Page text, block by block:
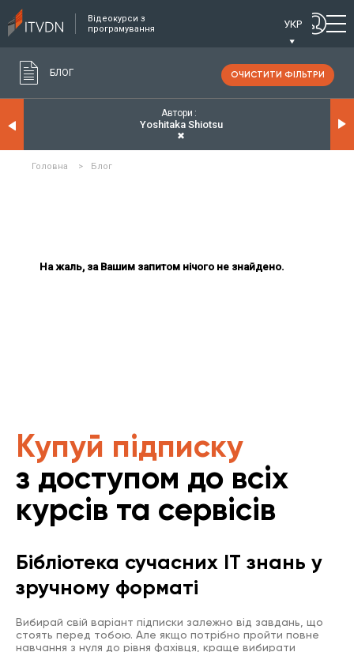
Відеокурси з
програмування
УКР
БЛОГ ОЧИСТИТИ ФІЛЬТРИ
Автори
Yoshitaka Shiotsu
✖
Головна > Блог
На жаль, за Вашим запитом нічого не знайдено.
Купуй підписку
з доступом до всіх
курсів та сервісів
Бібліотека сучасних IT знань у
зручному форматі
Вибирай свій варіант підписки залежно від завдань, що
стоять перед тобою. Але якщо потрібно пройти повне
навчання з нуля до рівня фахівця, краще вибирати